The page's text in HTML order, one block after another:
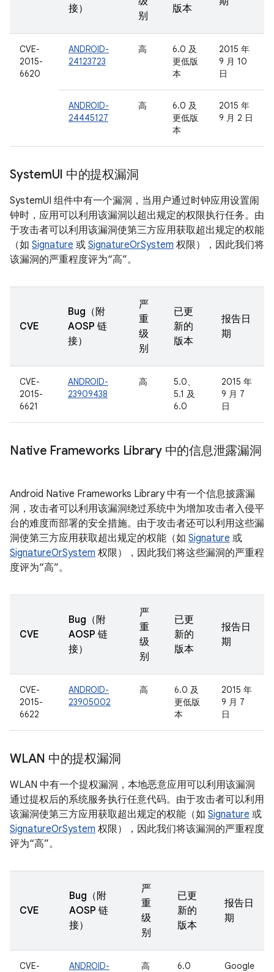
接）
别
版本
CVE-
2015-
6620
ANDROID-
24123723
高
6.0 及
更低版
本
2015 年
9 月 10
日
ANDROID-
24445127
高
6.0 及
更低版
本
2015 年
9 月 2 日
SystemUI 中的提权漏洞
SystemUI 组件中有一个漏洞，当用户通过时钟应用设置闹
钟时，应用可以利用该漏洞以超出规定的权限执行任务。由
于攻击者可以利用该漏洞使第三方应用获取超出规定的权能
（如 Signature 或 SignatureOrSystem 权限），因此我们将
该漏洞的严重程度评为“高”。
CVE
Bug（附
AOSP 链
接）
严
重
级
别
已更
新的
版本
报告日
期
CVE-
2015-
6621
ANDROID-
23909438
高
5.0、
5.1 及
6.0
2015 年
9 月 7
日
Native Frameworks Library 中的信息泄露漏洞
Android Native Frameworks Library 中有一个信息披露漏
洞，攻击者可以利用该漏洞绕过系统中为增加攻击者入侵平
台的难度而部署的安全措施。由于攻击者还可以利用这些漏
洞使第三方应用获取超出规定的权能（如 Signature 或
SignatureOrSystem 权限），因此我们将这些漏洞的严重程
度评为“高”。
CVE
Bug（附
AOSP 链
接）
严
重
级
别
已更
新的
版本
报告日
期
CVE-
2015-
6622
ANDROID-
23905002
高
6.0 及
更低版
本
2015 年
9 月 7
日
WLAN 中的提权漏洞
WLAN 中有一个提权漏洞，本地恶意应用可以利用该漏洞
通过提权后的系统服务执行任意代码。由于攻击者可以利用
该漏洞使第三方应用获取超出规定的权能（如 Signature 或
SignatureOrSystem 权限），因此我们将该漏洞的严重程度
评为“高”。
CVE
Bug（附
AOSP 链
接）
严
重
级
别
已更
新的
版本
报告日
期
CVE-
ANDROID-
高 6.0
Google